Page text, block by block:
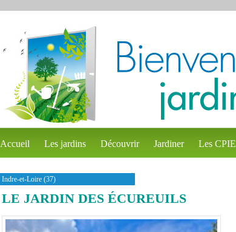
Accueil Les jardins Découvrir Jardiner Les CPIE
Indre-et-Loire (37)
LE JARDIN DES ÉCUREUILS